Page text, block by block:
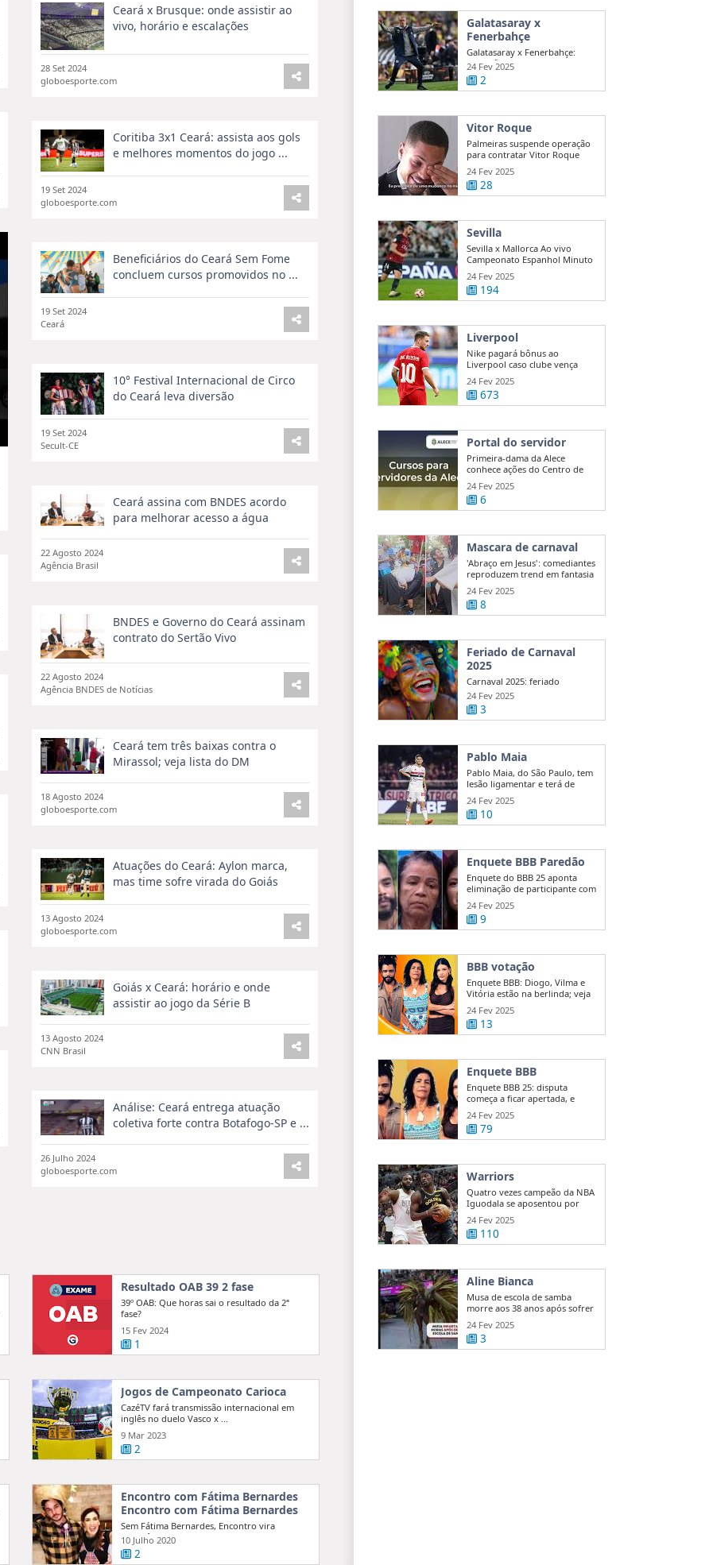
Ceará x Brusque: onde assistir ao
vivo, horário e escalações
28 Set 2024
globoesporte.com
Coritiba 3x1 Ceará: assista aos gols
e melhores momentos do jogo ...
19 Set 2024
globoesporte.com
Beneficiários do Ceará Sem Fome
concluem cursos promovidos no ...
19 Set 2024
Ceará
10° Festival Internacional de Circo
do Ceará leva diversão
19 Set 2024
Secult-CE
Ceará assina com BNDES acordo
para melhorar acesso a água
22 Agosto 2024
Agência Brasil
BNDES e Governo do Ceará assinam
contrato do Sertão Vivo
22 Agosto 2024
Agência BNDES de Notícias
Ceará tem três baixas contra o
Mirassol; veja lista do DM
18 Agosto 2024
globoesporte.com
Atuações do Ceará: Aylon marca,
mas time sofre virada do Goiás
13 Agosto 2024
globoesporte.com
Goiás x Ceará: horário e onde
assistir ao jogo da Série B
13 Agosto 2024
CNN Brasil
Análise: Ceará entrega atuação
coletiva forte contra Botafogo-SP e ...
26 Julho 2024
globoesporte.com
Resultado OAB 39 2 fase
39º OAB: Que horas sai o resultado da 2ª
fase?
15 Fev 2024
1
Jogos de Campeonato Carioca
CazéTV fará transmissão internacional em
inglês no duelo Vasco x ...
9 Mar 2023
2
Encontro com Fátima Bernardes
Encontro com Fátima Bernardes
Sem Fátima Bernardes, Encontro vira
'freguês' de Pedro Bial no ranking da Globo
10 Julho 2020
2
Galatasaray x
Fenerbahçe
Galatasaray x Fenerbahçe:
acusações de Mourinho agitam
dérbi
24 Fev 2025
2
Vitor Roque
Palmeiras suspende operação
para contratar Vitor Roque
24 Fev 2025
28
Sevilla
Sevilla x Mallorca Ao vivo
Campeonato Espanhol Minuto
a ...
24 Fev 2025
194
Liverpool
Nike pagará bônus ao
Liverpool caso clube vença
Premier League
24 Fev 2025
673
Portal do servidor
Primeira-dama da Alece
conhece ações do Centro de
Mediação e ...
24 Fev 2025
6
Mascara de carnaval
'Abraço em Jesus': comediantes
reproduzem trend em fantasia
de ...
24 Fev 2025
8
Feriado de Carnaval
2025
Carnaval 2025: feriado
nacional ou ponto facultativo?
Veja quem ...
24 Fev 2025
3
Pablo Maia
Pablo Maia, do São Paulo, tem
lesão ligamentar e terá de
passar ...
24 Fev 2025
10
Enquete BBB Paredão
Enquete do BBB 25 aponta
eliminação de participante com
50 ...
24 Fev 2025
9
BBB votação
Enquete BBB: Diogo, Vilma e
Vitória estão na berlinda; veja
quem ...
24 Fev 2025
13
Enquete BBB
Enquete BBB 25: disputa
começa a ficar apertada, e
diferença entre ...
24 Fev 2025
79
Warriors
Quatro vezes campeão da NBA
Iguodala se aposentou por
Warriors ...
24 Fev 2025
110
Aline Bianca
Musa de escola de samba
morre aos 38 anos após sofrer
enfarte ...
24 Fev 2025
3